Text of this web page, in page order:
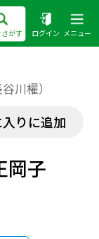
がす ログイン メニュー
川櫂）
りに追加
岡子